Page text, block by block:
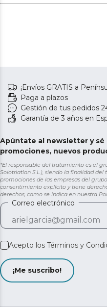
¡Envíos GRATIS a
Paga a plazos
Gestión de tus pedidos
Garantía de 3 años en
Apúntate al newsletter y
promociones, nuevos
*El responsable del tratamiento es el
Solotriatlon S.L.), siendo la finalidad
promociones de las empresas del
consentimiento explícito y tiene
derechos, como se indica en nuestra
Correo electrónico
Acepto los Términos y
¡Me suscribo!